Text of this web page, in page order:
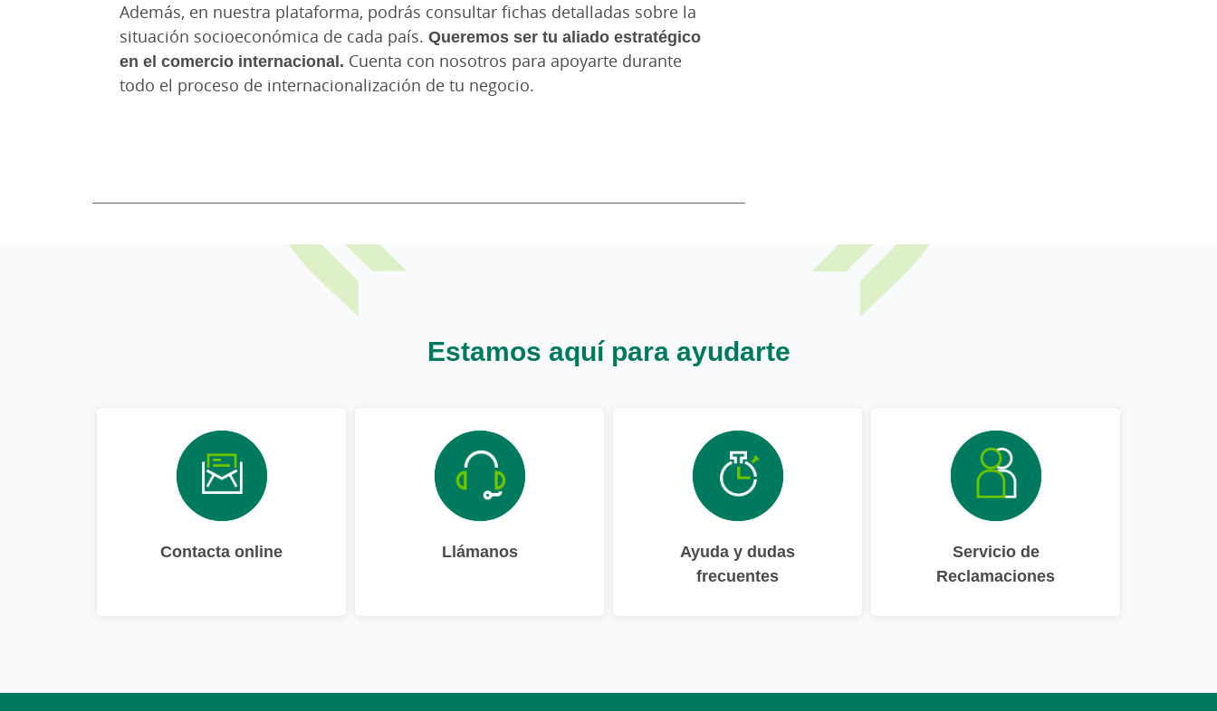
Además, en nuestra plataforma, podrás consultar fichas detalladas sobre la
situación socioeconómica de cada país. Queremos ser tu aliado estratégico
en el comercio internacional. Cuenta con nosotros para apoyarte durante
todo el proceso de internacionalización de tu negocio.
Estamos aquí para ayudarte
Contacta online Llámanos
Ayuda y dudas
frecuentes
Servicio de
Reclamaciones